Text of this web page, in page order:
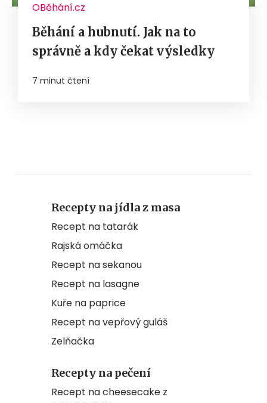
OBěhání.cz
Běhání a hubnutí. Jak na to
správně a kdy čekat výsledky
7 minut čtení
Recepty na jídla z masa
Recept na tatarák
Rajská omáčka
Recept na sekanou
Recept na lasagne
Kuře na paprice
Recept na vepřový guláš
Zelňačka
Recepty na pečení
Recept na cheesecake z